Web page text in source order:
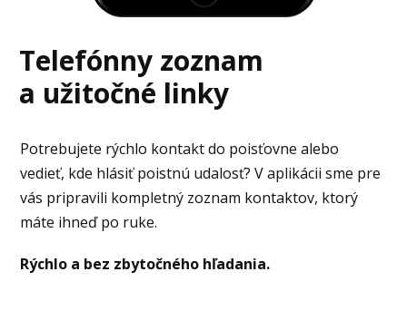
Telefónny zoznam
a užitočné linky
Potrebujete rýchlo kontakt do poisťovne alebo
vedieť, kde hlásiť poistnú udalosť? V aplikácii sme pre
vás pripravili kompletný zoznam kontaktov, ktorý
máte ihneď po ruke.
Rýchlo a bez zbytočného hľadania.